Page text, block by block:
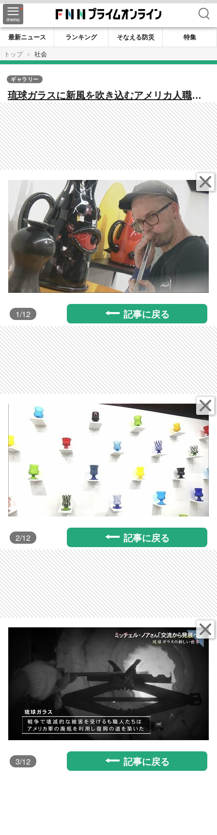
検索
最新ニュース ランキング そなえる防災
特集
トップ
社会
琉球ガラスに新風を吹き込むアメリカ人職人
の挑戦 人と人との交わりが刷新する伝統工
芸
ギャラリー
1/12 記事に戻る
2/12 記事に戻る
3/12 記事に戻る